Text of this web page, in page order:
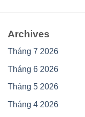
Archives
Tháng 7 2026
Tháng 6 2026
Tháng 5 2026
Tháng 4 2026